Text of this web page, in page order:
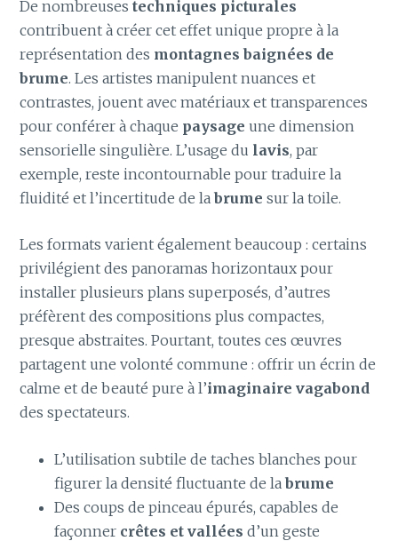
De nombreusestechniques picturales
contribuent à créer cet effet unique propre à la
représentation des montagnes baignées de
brume. Les artistes manipulent nuances et
contrastes, jouent avec matériaux et transparences
pour conférer à chaque paysage une dimension
sensorielle singulière. L’usage du lavis, par
exemple, reste incontournable pour traduire la
fluidité et l’incertitude de labrume sur la toile.
Les formats varient également beaucoup : certains
privilégient des panoramas horizontaux pour
installer plusieurs plans superposés, d’autres
préfèrent des compositions plus compactes,
presque abstraites. Pourtant, toutes ces œuvres
partagent une volonté commune : offrir un écrin de
calme et de beauté pure à l’imaginaire vagabond
des spectateurs.
L’utilisation subtile de taches blanches pour
figurer la densité fluctuante de la brume
Des coups de pinceau épurés, capables de
façonner crêtes et vallées d’un geste